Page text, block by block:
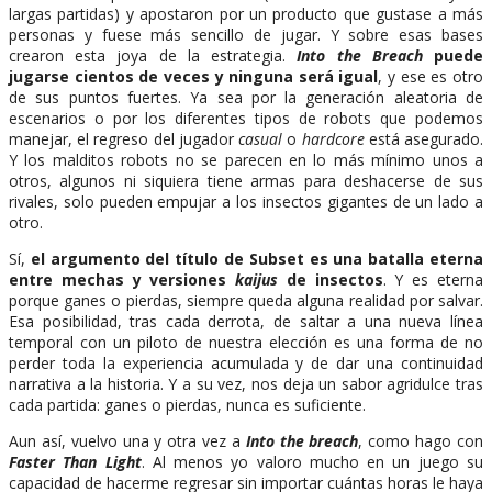
largas partidas) y apostaron por un producto que gustase a más
personas y fuese más sencillo de jugar. Y sobre esas bases
crearon esta joya de la estrategia.Into the Breach puede
jugarse cientos de veces y ninguna será igual, y ese es otro
de sus puntos fuertes. Ya sea por la generación aleatoria de
escenarios o por los diferentes tipos de robots que podemos
manejar, el regreso del jugadorcasual o hardcoreestá asegurado.
Y los malditos robots no se parecen en lo más mínimo unos a
otros, algunos ni siquiera tiene armas para deshacerse de sus
rivales, solo pueden empujar a los insectos gigantes de un lado a
otro.
Sí, el argumento del título de Subset es una batalla eterna
entre mechas y versioneskaijus de insectos. Y es eterna
porque ganes o pierdas, siempre queda alguna realidad por salvar.
Esa posibilidad, tras cada derrota, de saltar a una nueva línea
temporal con un piloto de nuestra elección es una forma de no
perder toda la experiencia acumulada y de dar una continuidad
narrativa a la historia. Y a su vez, nos deja un sabor agridulce tras
cada partida: ganes o pierdas, nunca es suficiente.
Aun así, vuelvo una y otra vez a Into the breach, como hago con
Faster Than Light. Al menos yo valoro mucho en un juego su
capacidad de hacerme regresar sin importar cuántas horas le haya